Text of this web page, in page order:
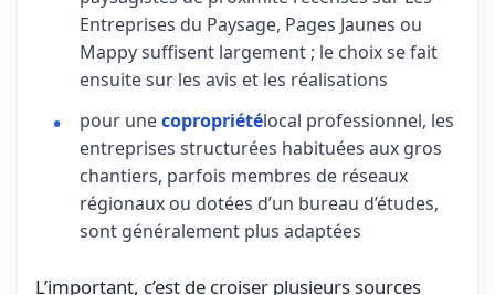
Entreprises du Paysage, Pages Jaunes ou
Mappy suffisent largement ; le choix se fait
ensuite sur les avis et les réalisations
pour unecopropriétélocal professionnel, les
entreprises structurées habituées aux gros
chantiers, parfois membres de réseaux
régionaux ou dotées d’un bureau d’études,
sont généralement plus adaptées
L’important, c’est de croiser plusieurs sources